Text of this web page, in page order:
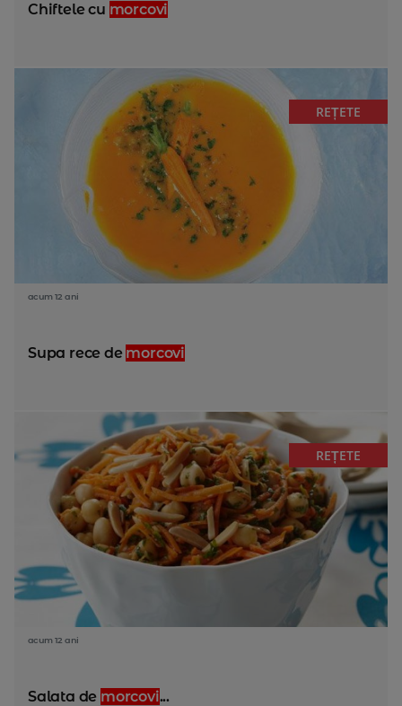
Chiftele cu morcovi
REȚETE
acum 12 ani
Supa rece de morcovi
REȚETE
acum 12 ani
Salata de morcovi...